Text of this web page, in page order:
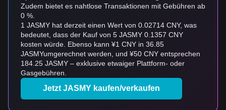
Zudem bietet es nahtlose Transaktionen mit Gebühren ab
0 %.
1 JASMY hat derzeit einen Wert von 0.02714 CNY, was
bedeutet, dass der Kauf von 5 JASMY 0.1357 CNY
kosten würde. Ebenso kann ¥1 CNY in 36.85
JASMYumgerechnet werden, und ¥50 CNY entsprechen
184.25 JASMY – exklusive etwaiger Plattform- oder
Gasgebühren.
Jetzt JASMY kaufen/verkaufen